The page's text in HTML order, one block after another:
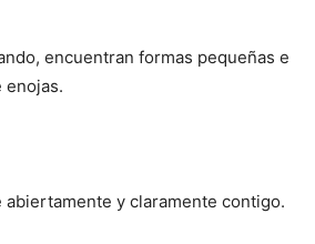
encuentran formas pequeñas e
enojas.
y claramente contigo.